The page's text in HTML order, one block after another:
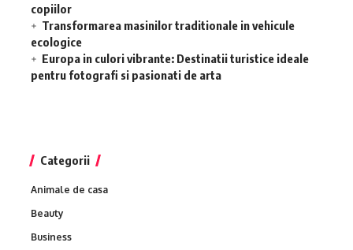
copiilor
Transformarea masinilor traditionale in vehicule
ecologice
Europa in culori vibrante: Destinatii turistice ideale
pentru fotografi si pasionati de arta
Categorii
Animale de casa
Beauty
Business